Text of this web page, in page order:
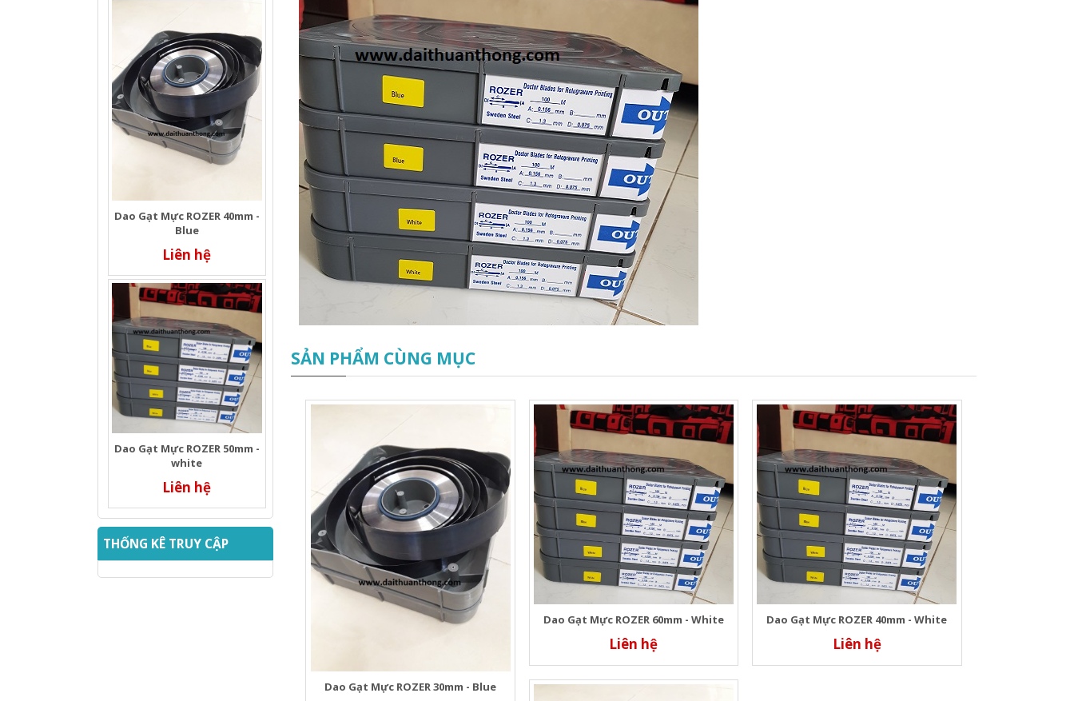
Dao Gạt Mực ROZER 40mm -
Blue
Liên hệ
Dao Gạt Mực ROZER 50mm -
white
Liên hệ
THỐNG KÊ TRUY CẬP
SẢN PHẨM CÙNG MỤC
Dao Gạt Mực ROZER 30mm - Blue
Dao Gạt Mực ROZER 60mm - White
Liên hệ
Dao Gạt Mực ROZER 40mm - White
Liên hệ